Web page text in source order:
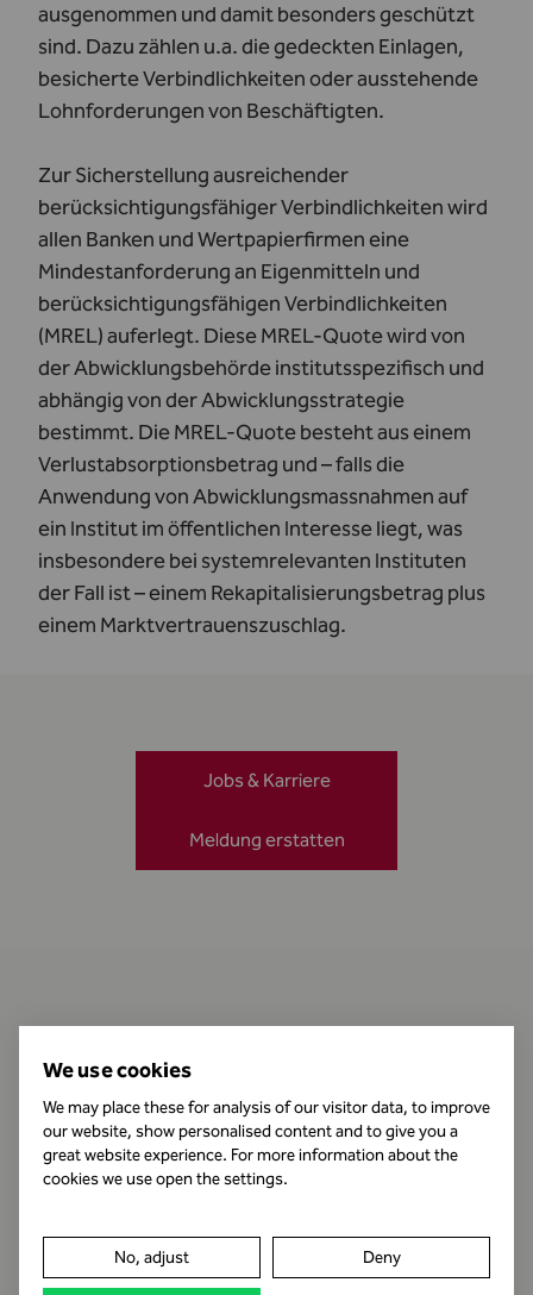
ausgenommen und damit besonders geschützt
sind. Dazu zählen u.a. die gedeckten Einlagen,
besicherte Verbindlichkeiten oder ausstehende
Lohnforderungen von Beschäftigten.
Zur Sicherstellung ausreichender
berücksichtigungsfähiger Verbindlichkeiten wird
allen Banken und Wertpapierfirmen eine
Mindestanforderung an Eigenmitteln und
berücksichtigungsfähigen Verbindlichkeiten
(MREL) auferlegt. Diese MREL-Quote wird von
der Abwicklungsbehörde institutsspezifisch und
abhängig von der Abwicklungsstrategie
bestimmt. Die MREL-Quote besteht aus einem
Verlustabsorptionsbetrag und – falls die
Anwendung von Abwicklungsmassnahmen auf
ein Institut im öffentlichen Interesse liegt, was
insbesondere bei systemrelevanten Instituten
der Fall ist – einem Rekapitalisierungsbetrag plus
einem Marktvertrauenszuschlag.
Öffnungszeiten
Datenschutz
Jobs & Karriere
Meldung erstatten
We use cookies
We may place these for analysis of our visitor data, to improve
our website, show personalised content and to give you a
great website experience. For more information about the
cookies we use open the settings.
No, adjust Deny